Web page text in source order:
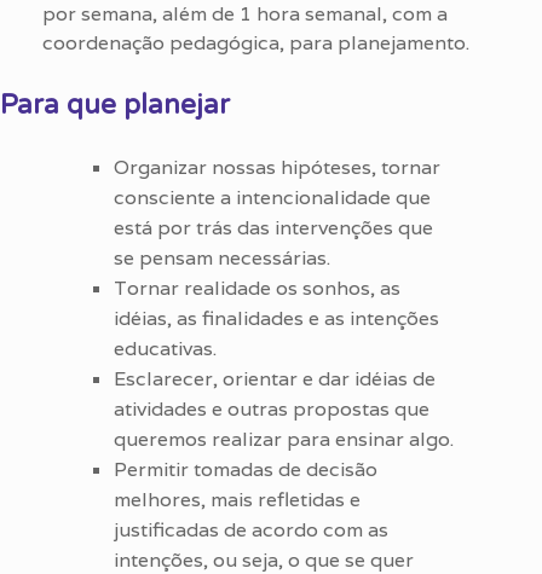
por semana, além de 1 hora semanal, com a
coordenação pedagógica, para planejamento.
Para que planejar
Organizar nossas hipóteses, tornar
consciente a intencionalidade que
está por trás das intervenções que
se pensam necessárias.
Tornar realidade os sonhos, as
idéias, as finalidades e as intenções
educativas.
Esclarecer, orientar e dar idéias de
atividades e outras propostas que
queremos realizar para ensinar algo.
Permitir tomadas de decisão
melhores, mais refletidas e
justificadas de acordo com as
intenções, ou seja, o que se quer